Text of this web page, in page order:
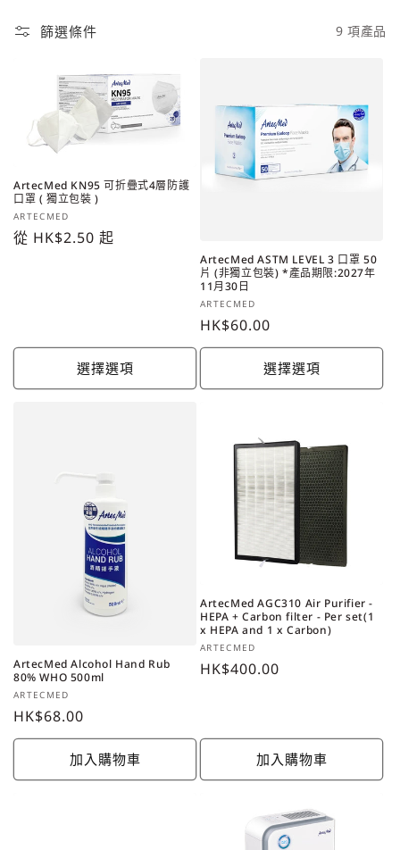
篩選條件 9 項產品
ArtecMed KN95 可折疊式4層防護
口罩 ( 獨立包裝 )
廠
商：
ARTECMED
定
從 HK$2.50 起
選擇選項
ArtecMed ASTM LEVEL 3 口罩 50
片 (非獨立包裝) *產品期限:2027年
11月30日
廠
商：
ARTECMED
定
價
HK$60.00
選擇選項
ArtecMed Alcohol Hand Rub
80% WHO 500ml
廠
商：
ARTECMED
定
價
HK$68.00
加入購物車
ArtecMed AGC310 Air Purifier -
HEPA + Carbon filter - Per set(1
x HEPA and 1 x Carbon)
廠
商：
ARTECMED
定
HK$400.00
加入購物車